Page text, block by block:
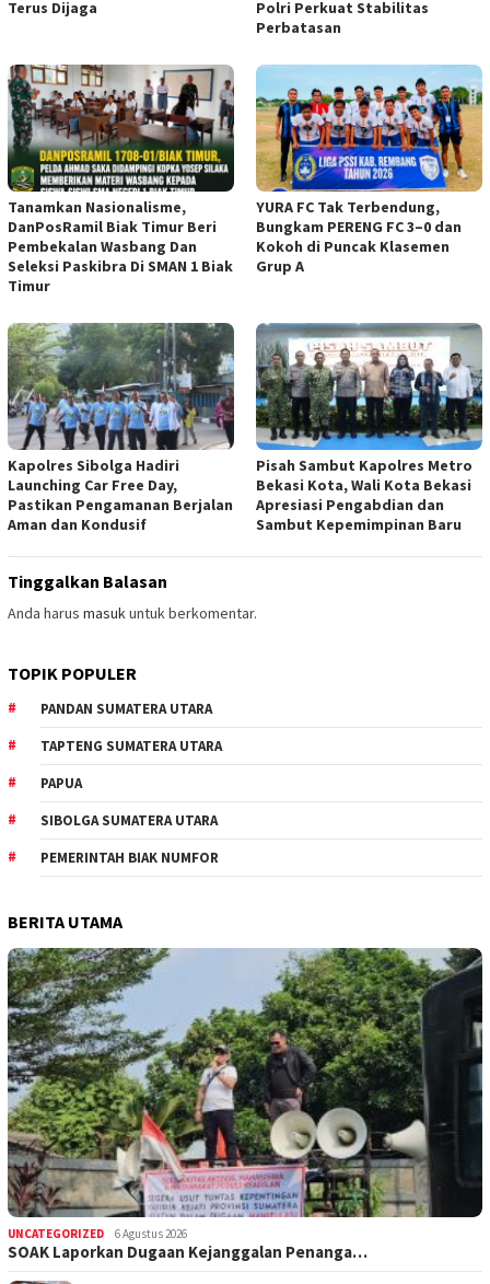
Terus Dijaga
Polri Perkuat Stabilitas
Perbatasan
Tanamkan Nasionalisme,
DanPosRamil Biak Timur Beri
Pembekalan Wasbang Dan
Seleksi Paskibra Di SMAN 1 Biak
Timur
YURA FC Tak Terbendung,
Bungkam PERENG FC 3–0 dan
Kokoh di Puncak Klasemen
Grup A
Kapolres Sibolga Hadiri
Launching Car Free Day,
Pastikan Pengamanan Berjalan
Aman dan Kondusif
Pisah Sambut Kapolres Metro
Bekasi Kota, Wali Kota Bekasi
Apresiasi Pengabdian dan
Sambut Kepemimpinan Baru
Tinggalkan Balasan
Anda harus masukuntuk berkomentar.
TOPIK POPULER
PANDAN SUMATERA UTARA
TAPTENG SUMATERA UTARA
PAPUA
SIBOLGA SUMATERA UTARA
PEMERINTAH BIAK NUMFOR
BERITA UTAMA
UNCATEGORIZED 6 Agustus 2026
SOAK Laporkan Dugaan Kejanggalan Penanga…